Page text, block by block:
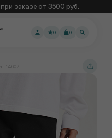
заказе от 3500 руб.
0
0
14607